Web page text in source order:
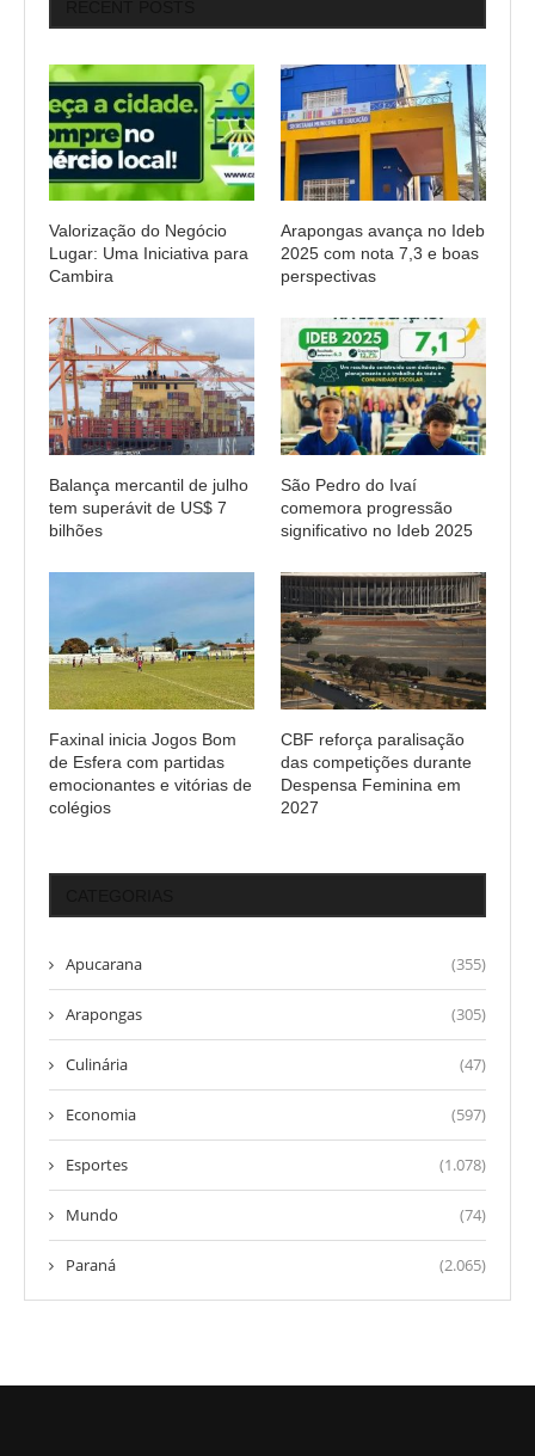
Valorização do Negócio
Lugar: Uma Iniciativa para
Cambira
Arapongas avança no Ideb
2025 com nota 7,3 e boas
perspectivas
Balança mercantil de julho
tem superávit de US$ 7
bilhões
São Pedro do Ivaí
comemora progressão
significativo no Ideb 2025
Faxinal inicia Jogos Bom
de Esfera com partidas
emocionantes e vitórias de
colégios
CBF reforça paralisação
das competições durante
Despensa Feminina em
2027
Apucarana (355)
Arapongas (305)
Culinária (47)
Economia (597)
Esportes (1.078)
Mundo (74)
Paraná (2.065)